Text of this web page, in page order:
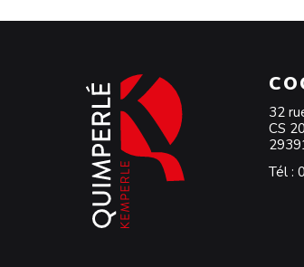
32
CS
Tél :